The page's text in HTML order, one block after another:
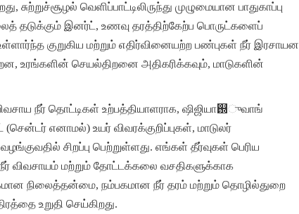
சுற்றுச்சூழல் வெளிப்பாட்டிலிருந்து முழுமையான பாதுகாப்பு
தடுக்கும் இனர்ட், உணவு தரத்திற்கேற்ப பொருட்களைப்
குறுகிய மற்றும் எதிர்வினையற்ற பண்புகள் நீர் இரசாயன
உரங்களின் செயல்திறனை அதிகரிக்கவும், மாடுகளின்
நீர் தொட்டிகள் உற்பத்தியாளராக, ஷிஜியா஝ுவாங்
எனாமல்) உயர் விவரக்குறிப்புகள், மாடுலர்
சிறப்பு பெற்றுள்ளது. எங்கள் தீர்வுகள் பெரிய
விவசாயம் மற்றும் தோட்டக்கலை வசதிகளுக்காக
நிலைத்தன்மை, நம்பகமான நீர் தரம் மற்றும் தொழில்துறை
உறுதி செய்கிறது.